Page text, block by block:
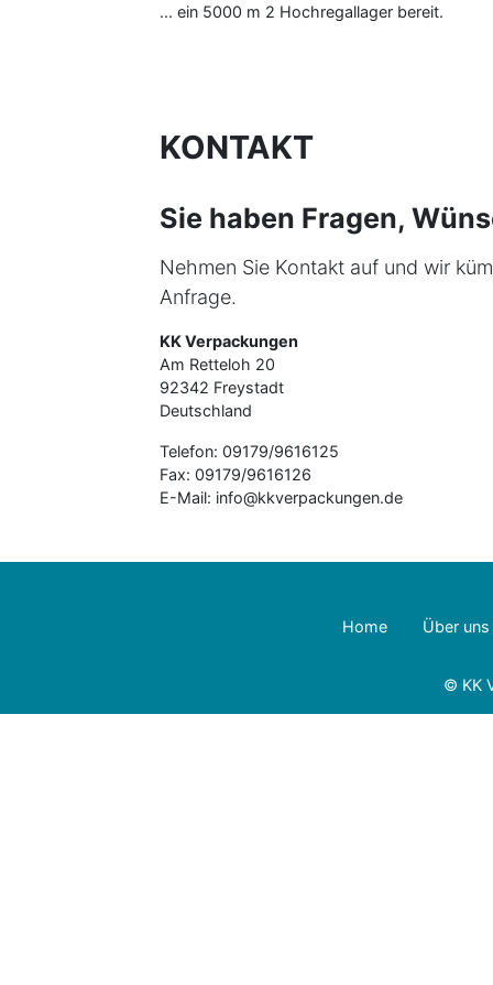
... ein 5000 m 2 Hochregallager bereit.
KONTAKT
Sie haben Fragen,
Nehmen Sie Kontakt auf und wir
Anfrage.
KK Verpackungen
Am Retteloh 20
92342 Freystadt
Deutschland
Telefon: 09179/9616125
Fax: 09179/9616126
E-Mail: info@kkverpackungen.de
Home Über uns
© KK